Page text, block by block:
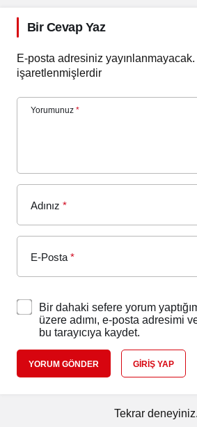
Bir Cevap Yaz
E-posta adresiniz yayınlanmayacak.
işaretlenmişlerdir
Yorumunuz *
Adınız *
E-Posta *
Bir dahaki sefere yorum
üzere adımı, e-posta adresimi
bu tarayıcıya kaydet.
YORUM GÖNDER GIRIŞ YAP
Tekrar deneyiniz.